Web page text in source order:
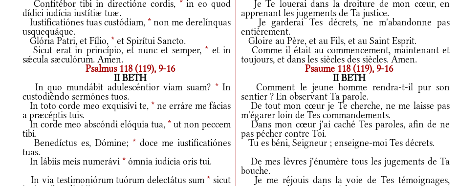
Confitébor tibi in directióne cordis, *in eo quod
dídici iudícia iustítiæ tuæ.
Je Te louerai dans la droiture de mon cœur, en
apprenant les jugements de Ta justice.
Iustificatiónes tuas custódiam, * non me derelínquas
usquequáque.
Je garderai Tes décrets, ne m'abandonne pas
entièrement.
Glória Patri, et Fílio, * et Spirítui Sancto.
Gloire au Père, et au Fils, et au Saint Esprit.
Sicut erat in princípio, et nunc et semper, * et in
sǽcula sæculórum. Amen.
Comme il était au commencement, maintenant et
toujours, et dans les siècles des siècles. Amen.
Psalmus 118 (119), 9-16
Psaume 118 (119), 9-16
II BETH
II BETH
In quo mundábit adulescéntior viam suam? *In
custodiéndo sermónes tuos.
Comment le jeune homme rendra-t-il pur son
sentier ? En observant Ta parole.
In toto corde meo exquisívi te, *ne erráre me fácias
a præcéptis tuis.
De tout mon cœur je Te cherche, ne me laisse pas
m'égarer loin de Tes commandements.
In corde meo abscóndi elóquia tua, *ut non peccem
tibi.
Dans mon cœur j'ai caché Tes paroles, afin de ne
pas pécher contre Toi.
Benedíctus es, Dómine; *doce me iustificatiónes
tuas.
Tu es béni, Seigneur ; enseigne-moi Tes décrets.
In lábiis meis numerávi * ómnia iudícia oris tui.
De mes lèvres j'énumère tous les jugements de Ta
bouche.
In via testimoniórum tuórum delectátus sum * sicut
Je me réjouis dans la voie de Tes témoignages,